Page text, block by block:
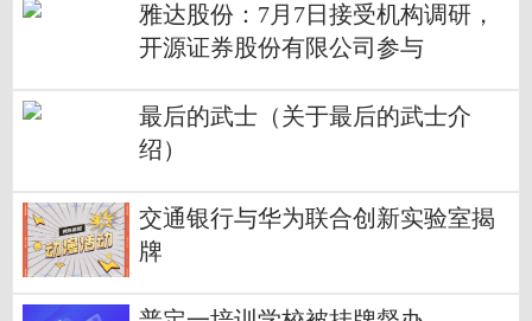
雅达股份：7月7日接受机构调研，
开源证券股份有限公司参与
最后的武士（关于最后的武士介
绍）
交通银行与华为联合创新实验室揭
牌